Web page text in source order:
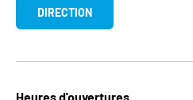
DIRECTION
Heures d'ouvertures